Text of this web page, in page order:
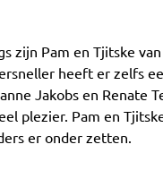
zijn Pam en Tjitske van
heeft er zelfs
Jakobs en Renate
plezier. Pam en
er onder zetten.